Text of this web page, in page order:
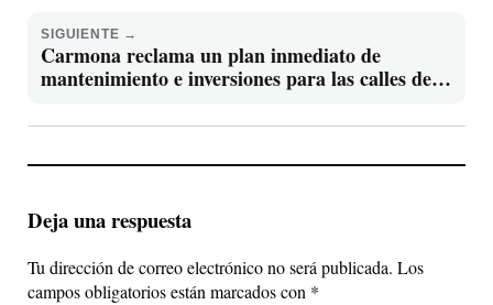
SIGUIENTE →
Carmona reclama un plan inmediato de
mantenimiento e inversiones para las calles de
Deja una respuesta
Tu dirección de correo electrónico no será publicada. Los
campos obligatorios están marcados con *